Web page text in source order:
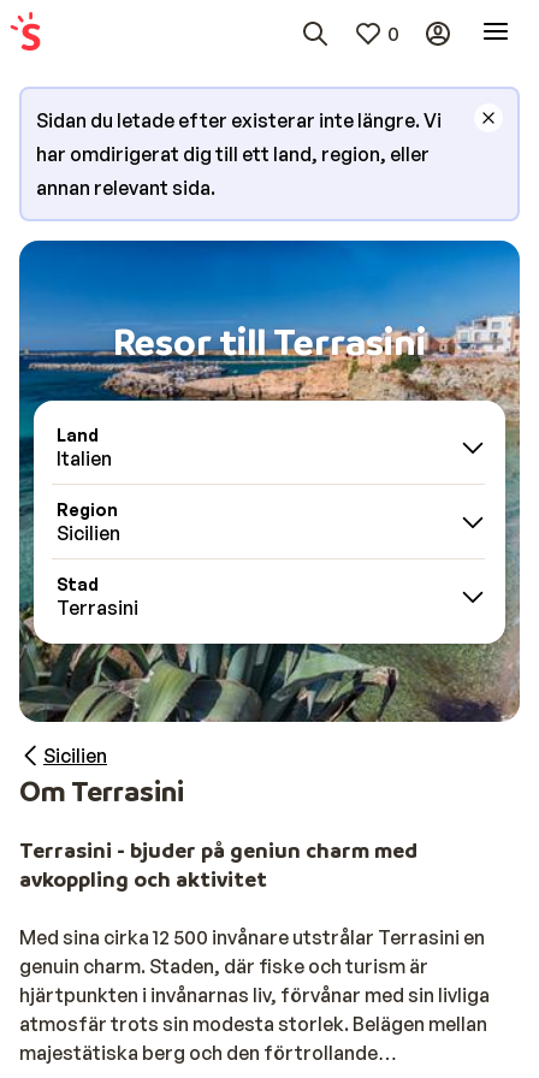
0
Sidan du letade efter existerar inte längre. Vi
har omdirigerat dig till ett land, region, eller
annan relevant sida.
Resor till Terrasini
Land
Italien
Region
Sicilien
Stad
Terrasini
Sicilien
Om Terrasini
Terrasini - bjuder på geniun charm med
avkoppling och aktivitet
Med sina cirka 12 500 invånare utstrålar Terrasini en
genuin charm. Staden, där fiske och turism är
hjärtpunkten i invånarnas liv, förvånar med sin livliga
atmosfär trots sin modesta storlek. Belägen mellan
majestätiska berg och den förtrollande